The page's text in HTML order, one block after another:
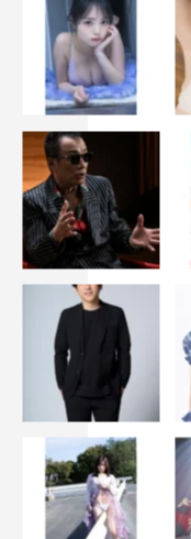
『泥濘の食卓』櫻井海音
PROFILE
櫻井海音
●さくらい・かいと
身。Ｏ型。『王様の
SONAR’S LAB』（
番組情報
土曜ナイトドラマ『
テレビ朝日系